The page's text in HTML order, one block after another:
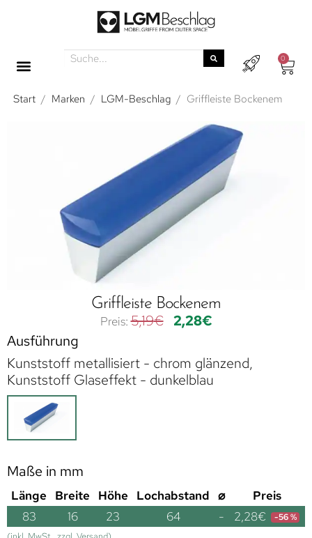
0
Start / Marken / LGM-Beschlag / Griffleiste Bockenem
Griffleiste Bockenem
5,19€ 2,28€
Ausführung
Kunststoff metallisiert - chrom glänzend,
Kunststoff Glaseffekt - dunkelblau
Maße in mm
Länge Breite Höhe Lochabstand ⌀
Preis
83
16 23 64 - 2,28€ -56 %